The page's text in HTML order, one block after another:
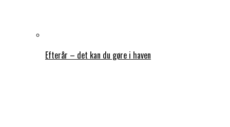
Efterår – det kan du gøre i haven